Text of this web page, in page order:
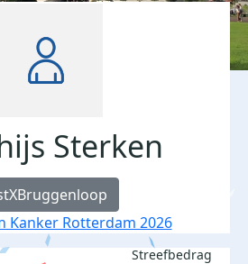
Sterken
Kanker Rotterdam 2026
Streefbedrag